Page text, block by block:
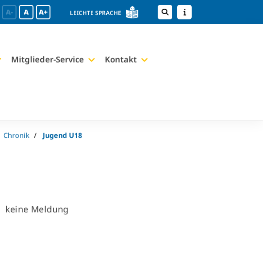
A- A A+ LEICHTE SPRACHE
Mitglieder-Service Kontakt
Chronik Jugend U18
keine Meldung